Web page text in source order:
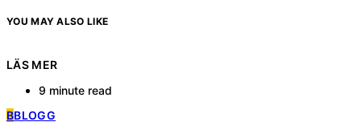
YOU MAY ALSO LIKE
LÄS MER
9 minute read
BBLOGG